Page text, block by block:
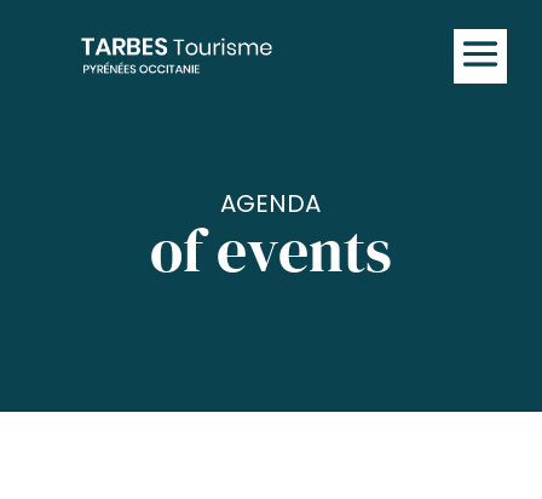
AGENDA
of events